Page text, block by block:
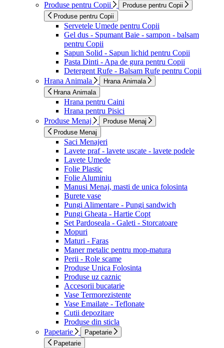
Produse pentru Copii
Produse pentru Copii
Produse pentru Copii
Servetele Umede pentru Copii
Gel dus - Spumant Baie - sampon - balsam
pentru Copii
Sapun Solid - Sapun lichid pentru Copii
Pasta Dinti - Apa de gura pentru Copii
Detergent Rufe - Balsam Rufe pentru Copii
Hrana Animala
Hrana Animala
Hrana Animala
Hrana pentru Caini
Hrana pentru Pisici
Produse Menaj
Produse Menaj
Produse Menaj
Saci Menajeri
Lavete praf - lavete uscate - lavete podele
Lavete Umede
Folie Plastic
Folie Aluminiu
Manusi Menaj, masti de unica folosinta
Burete vase
Pungi Alimentare - Pungi sandwich
Pungi Gheata - Hartie Copt
Set Pardoseala - Galeti - Storcatoare
Mopuri
Maturi - Faras
Maner metalic pentru mop-matura
Perii - Role scame
Produse Unica Folosinta
Produse uz caznic
Accesorii bucatarie
Vase Termorezistente
Vase Emailate - Teflonate
Cutii depozitare
Produse din sticla
Papetarie
Papetarie
Papetarie